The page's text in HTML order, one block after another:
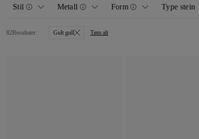
Stil
Alle
Metall
Gult gull
Form Type stein
82 Resultater: Gult gull Tøm alt